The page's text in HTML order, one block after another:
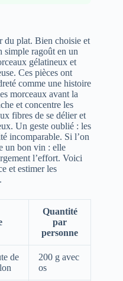
du plat. Bien choisie et
simple ragoût en un
gélatineux et
Ces pièces ont
comme une histoire
morceaux avant la
et concentre les
fibres de se délier et
Un geste oublié : les
incomparable. Si l’on
un bon vin : elle
l’effort. Voici
et estimer les
Quantité
par
personne
de
200 g avec
os